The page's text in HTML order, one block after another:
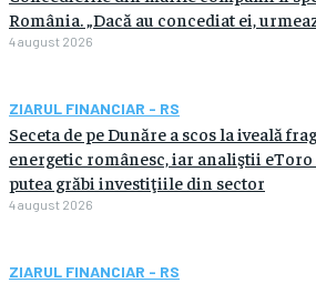
România. „Dacă au concediat ei,
4 august 2026
ZIARUL FINANCIAR - RS
Seceta de pe Dunăre a scos la iveală
energetic românesc, iar analiştii eToro
putea grăbi investiţiile din sector
4 august 2026
ZIARUL FINANCIAR - RS